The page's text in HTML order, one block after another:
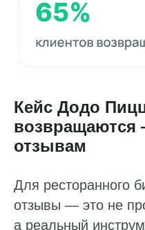
Кейс Додо
возвращаются
отзывам
Для ресторанного
отзывы — это не
а реальный